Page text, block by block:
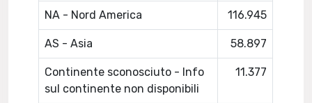
NA - Nord America 116.945
AS - Asia 58.897
Continente sconosciuto - Info
sul continente non disponibili
11.377